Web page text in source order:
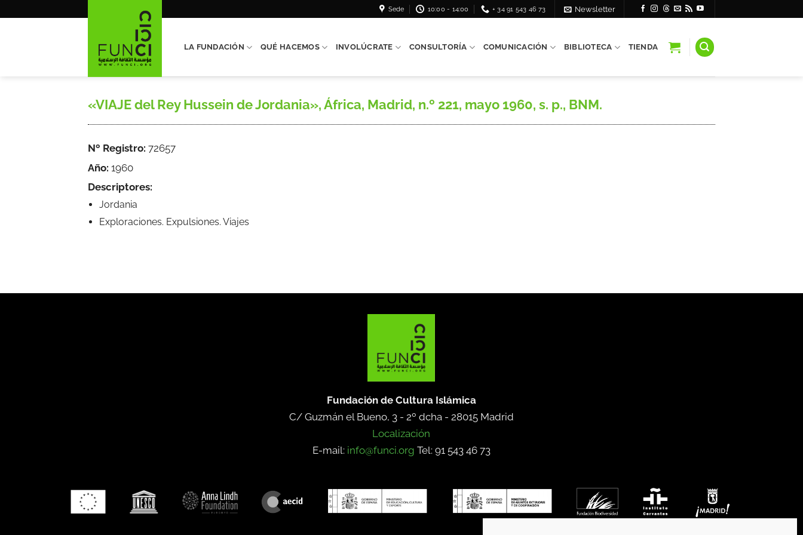
Sede 10:00 - 14:00 + 34 91 543 46 73 Newsletter
LA FUNDACIÓN QUÉ HACEMOS INVOLÚCRATE CONSULTORÍA COMUNICACIÓN BIBLIOTECA TIENDA
«VIAJE del Rey Hussein de Jordania», África, Madrid, n.º 221, mayo 1960, s. p., BNM.
Nº Registro: 72657
Año: 1960
Descriptores:
Jordania
Exploraciones. Expulsiones. Viajes
Fundación de Cultura Islámica
C/ Guzmán el Bueno, 3 - 2º dcha - 28015 Madrid
Localización
E-mail: info@funci.org Tel: 91 543 46 73